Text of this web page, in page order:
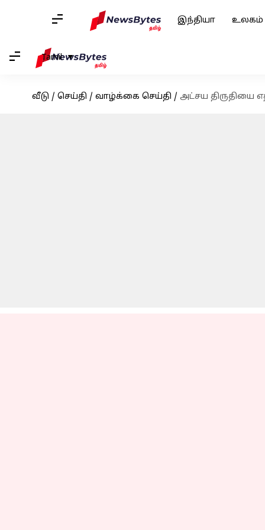
இந்தியா உலகம்
Tamil
வீடு / செய்தி / வாழ்க்கை செய்தி / அட்சய திருதியை